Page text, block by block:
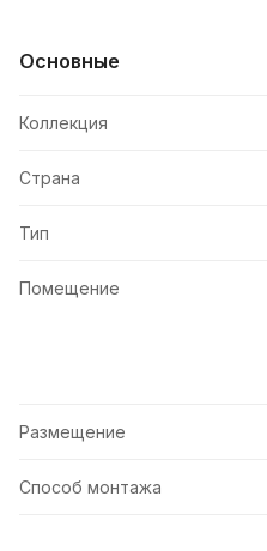
Основные
Коллекция
Страна
Тип
Помещение
Размещение
Способ монтажа